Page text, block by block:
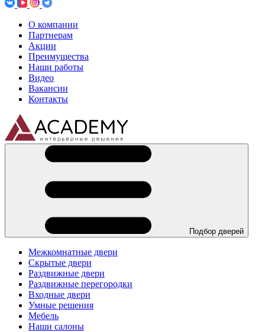
О компании
Партнерам
Акции
Преимущества
Наши работы
Видео
Вакансии
Контакты
Подбор дверей
Межкомнатные двери
Скрытые двери
Раздвижные двери
Раздвижные перегородки
Входные двери
Умные решения
Мебель
Наши салоны